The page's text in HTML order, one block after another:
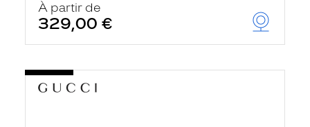
À partir de
329,00 €